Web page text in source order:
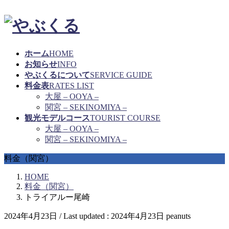
ホームHOME
お知らせINFO
やぶくるについてSERVICE GUIDE
料金表RATES LIST
大屋 – OOYA –
関宮 – SEKINOMIYA –
観光モデルコースTOURIST COURSE
大屋 – OOYA –
関宮 – SEKINOMIYA –
料金（関宮）
HOME
料金（関宮）
トライアルー尾崎
2024年4月23日 / Last updated : 2024年4月23日 peanuts